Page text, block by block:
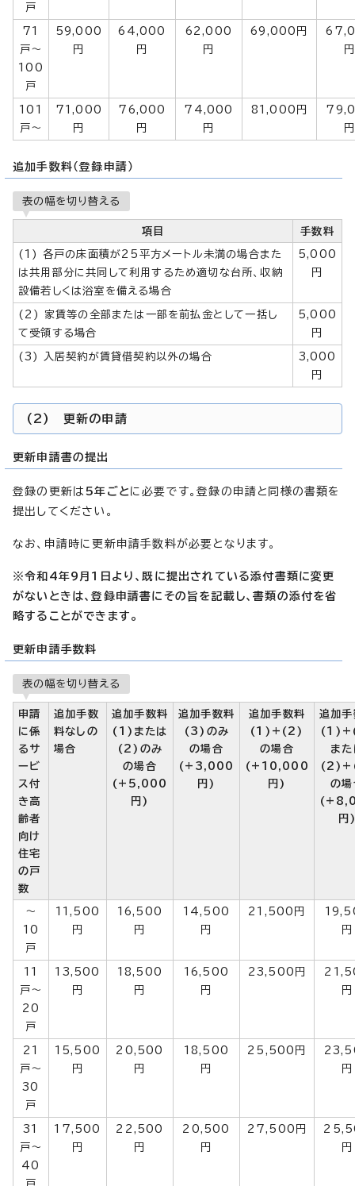
戸
71
戸～
100
戸
59,000
円
64,000
円
62,000
円
69,000円
円
101
戸～
71,000
円
76,000
円
74,000
円
81,000円
円
追加手数料（登録申請）
表の幅を切り替える
項目 手数料
(1) 各戸の床面積が25平方メートル未満の場合また
は共用部分に共同して利用するため適切な台所、収納
設備若しくは浴室を備える場合
5,000
円
(2) 家賃等の全部または一部を前払金として一括し
て受領する場合
5,000
円
(3) 入居契約が賃貸借契約以外の場合
3,000
円
(2) 更新の申請
更新申請書の提出
登録の更新は 5年ごと に必要です。登録の申請と同様の書類を
提出してください。
なお、申請時に更新申請手数料が必要となります。
※令和4年9月1日より、既に提出されている添付書類に変更
がないときは、登録申請書にその旨を記載し、書類の添付を省
略することができます。
更新申請手数料
表の幅を切り替える
申請
に係
るサ
ービ
ス付
き高
齢者
向け
住宅
の戸
数
追加手数
料なしの
場合
追加手数料
(1)または
(2)のみ
の場合
(+5,000
円)
追加手数料
(3)のみ
の場合
(+3,000
円)
追加手数料
(1)+(2)
の場合
(+10,000
円)
追加
ま
の場
円
～
10
戸
11,500
円
16,500
円
14,500
円
21,500円
円
11
戸～
20
戸
13,500
円
18,500
円
16,500
円
23,500円
円
21
戸～
30
戸
15,500
円
20,500
円
18,500
円
25,500円
円
31
戸～
40
戸
17,500
円
22,500
円
20,500
円
27,500円
円